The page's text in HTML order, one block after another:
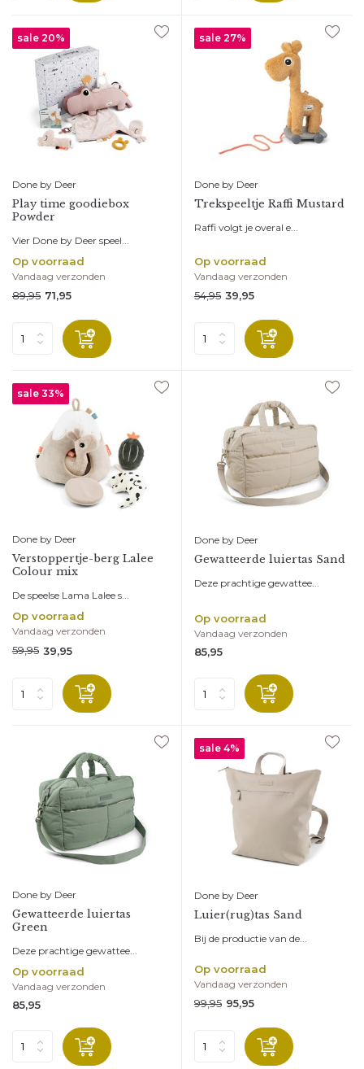
sale 20%
Done by Deer
Play time goodiebox
Powder
Vier Done by Deer speel...
Op voorraad
Vandaag verzonden
89,95 71,95
sale 27%
Done by Deer
Trekspeeltje Raffi Mustard
Raffi volgt je overal e...
Op voorraad
Vandaag verzonden
54,95 39,95
sale 33%
Done by Deer
Verstoppertje-berg Lalee
Colour mix
De speelse Lama Lalee s...
Op voorraad
Vandaag verzonden
59,95 39,95
Done by Deer
Gewatteerde luiertas Sand
Deze prachtige gewattee...
Op voorraad
Vandaag verzonden
85,95
Done by Deer
Gewatteerde luiertas
Green
Deze prachtige gewattee...
Op voorraad
Vandaag verzonden
85,95
sale 4%
Done by Deer
Luier(rug)tas Sand
Bij de productie van de...
Op voorraad
Vandaag verzonden
99,95 95,95